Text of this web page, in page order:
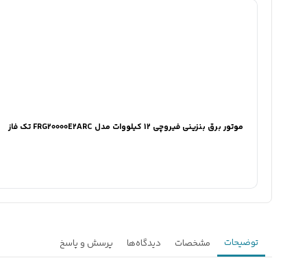
موتور برق بنزینی فیروچی 12 کیلووات مدل FRG20000E2ARC تک فاز
توضیحات مشخصات دیدگاه‌ها پرسش و پاسخ